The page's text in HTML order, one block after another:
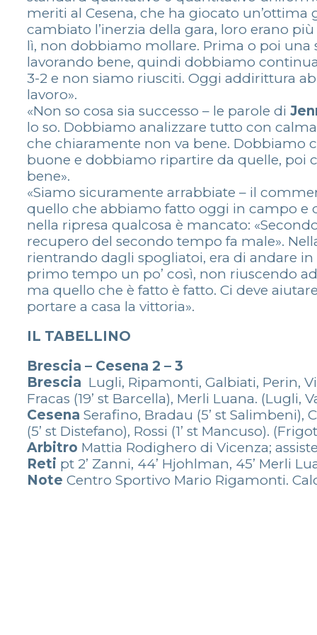
meriti al Cesena, che ha giocato
cambiato l’inerzia della gara, loro erano
lì, non dobbiamo mollare. Prima o poi una
lavorando bene, quindi dobbiamo
3-2 e non siamo riusciti. Oggi addirittura
lavoro».
«Non so cosa sia successo – le parole di
lo so. Dobbiamo analizzare tutto con
che chiaramente non va bene. Dobbiamo
buone e dobbiamo ripartire da quelle, poi
bene».
«Siamo sicuramente arrabbiate – il
quello che abbiamo fatto oggi in campo e
nella ripresa qualcosa è mancato:
recupero del secondo tempo fa male».
rientrando dagli spogliatoi, era di andare
primo tempo un po’ così, non riuscendo
ma quello che è fatto è fatto. Ci deve
portare a casa la vittoria».
IL TABELLINO
Brescia – Cesena 2 – 3
Brescia Lugli, Ripamonti, Galbiati, Perin,
Fracas (19’ st Barcella), Merli Luana. (Lugli,
Cesena Serafino, Bradau (5’ st Salimbeni),
(5’ st Distefano), Rossi (1’ st Mancuso).
Arbitro Mattia Rodighero di Vicenza;
Reti pt 2’ Zanni, 44’ Hjohlman, 45’ Merli
Note Centro Sportivo Mario Rigamonti.